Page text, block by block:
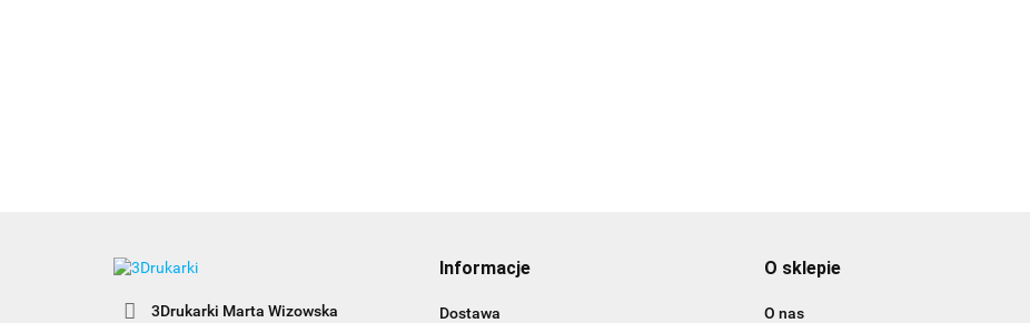
3Drukarki Marta Wizowska
Informacje
Dostawa
O sklepie
O nas